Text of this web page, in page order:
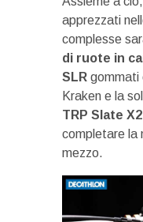
apprezzati
complesse
di ruote in
SLR gommati
Kraken e la
TRP Slate
completare la
mezzo.